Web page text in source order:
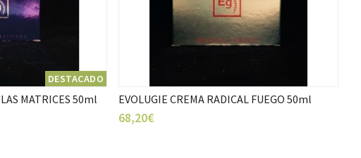
DESTACADO
MATRICES 50ml EVOLUGIE CREMA RADICAL FUEGO 50ml
68,20€